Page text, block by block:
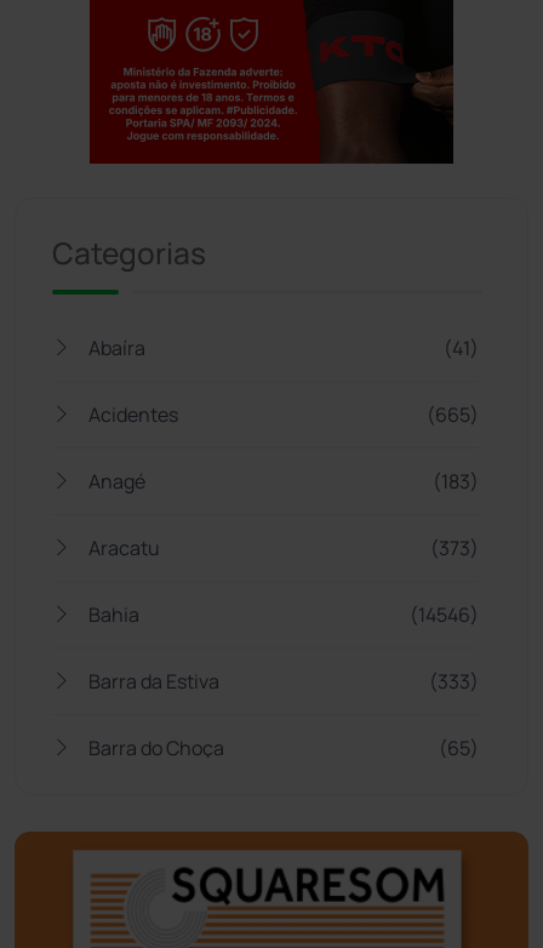
Categorias
Abaíra (41)
Acidentes (665)
Anagé (183)
Aracatu (373)
Bahia (14546)
Barra da Estiva (333)
Barra do Choça (65)
Bom Jesus da Lapa (509)